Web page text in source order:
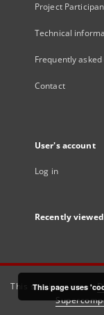
Project
Technical
Frequently
Contact
User's account
Log in
Recently viewed
This service runs on
This page uses